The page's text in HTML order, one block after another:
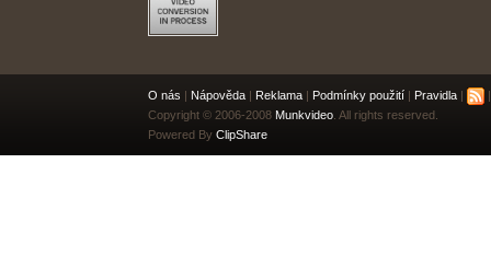
O nás | Nápověda | Reklama | Podmínky použití | Pravidla |
Copyright © 2006-2008 Munkvideo . All rights reserved.
Powered By ClipShare